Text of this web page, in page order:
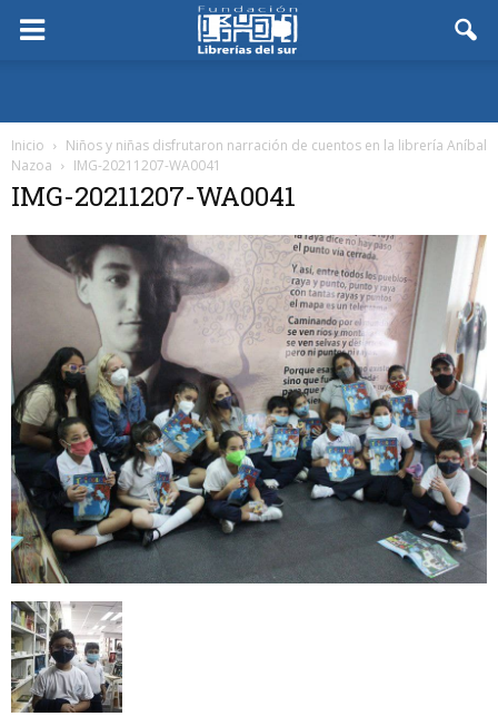
Inicio
Niños y niñas disfrutaron narración de cuentos en la librería Aníbal
Nazoa
IMG-20211207-WA0041
IMG-20211207-WA0041